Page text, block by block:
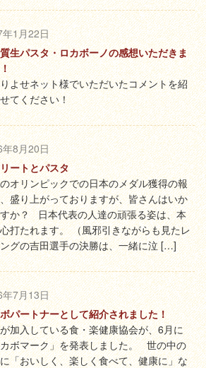
1月22日
生パスタ・ロカボーノの感想いただきま
よせネット様でいただいたコメントを紹
てください！
8月20日
ートとパスタ
オリンピックでの日本のメダル獲得の報
盛り上がっておりますが、皆さんはいか
か？ 日本代表の人達の頑張る姿は、本
打たれます。 （風邪引きながらも見たレ
グの吉田選手の決勝は、一緒に泣 […]
7月13日
パートナーとして紹介されました！
加入している食・楽健康協会が、6月に
ボマーク」を発表しました。 世の中の
「おいしく、楽しく食べて、健康に」な